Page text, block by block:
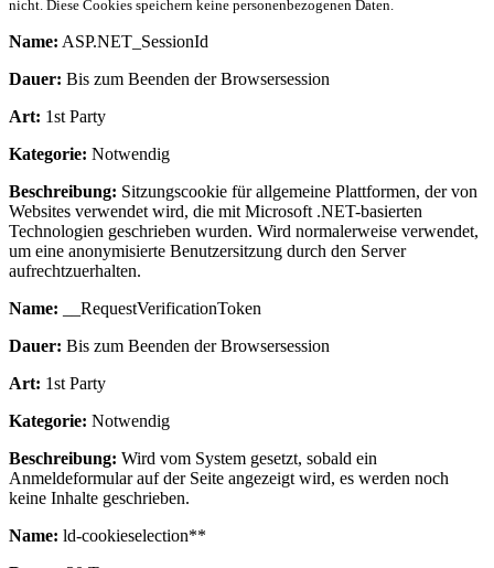
nicht. Diese Cookies speichern keine personenbezogenen Daten.
Name: ASP.NET_SessionId
Dauer: Bis zum Beenden der Browsersession
Art: 1st Party
Kategorie: Notwendig
Beschreibung: Sitzungscookie für allgemeine Plattformen, der von
Websites verwendet wird, die mit Microsoft .NET-basierten
Technologien geschrieben wurden. Wird normalerweise verwendet,
um eine anonymisierte Benutzersitzung durch den Server
aufrechtzuerhalten.
Name: __RequestVerificationToken
Dauer: Bis zum Beenden der Browsersession
Art: 1st Party
Kategorie: Notwendig
Beschreibung: Wird vom System gesetzt, sobald ein
Anmeldeformular auf der Seite angezeigt wird, es werden noch
keine Inhalte geschrieben.
Name: ld-cookieselection**